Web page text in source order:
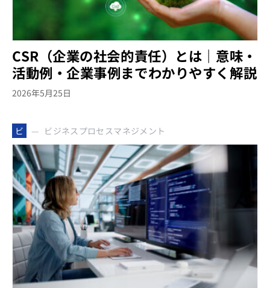
CSR（企業の社会的責任）とは｜意味・
活動例・企業事例までわかりやすく解説
2026年5月25日
ビ ビジネスプロセスマネジメント